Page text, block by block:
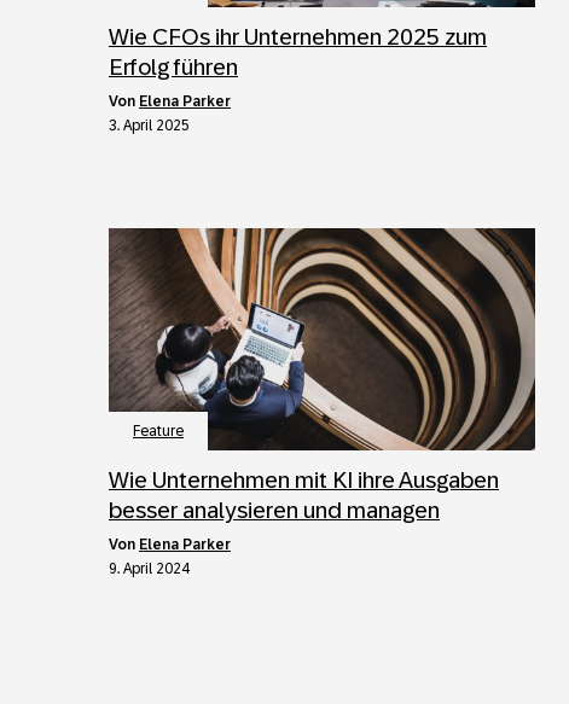
Wie CFOs ihr Unternehmen 2025 zum
Erfolg führen
von Elena Parker
3. April 2025
Feature
Wie Unternehmen mit KI ihre Ausgaben
besser analysieren und managen
von Elena Parker
9. April 2024